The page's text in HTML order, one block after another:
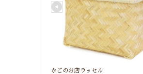
かごのお店ラッセル